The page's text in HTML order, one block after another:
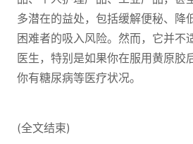
多潜在的益处，包括缓解便秘、降
困难者的吸入风险。然而，它并不
医生，特别是如果你在服用黄原胶
你有糖尿病等医疗状况。
(全文结束)